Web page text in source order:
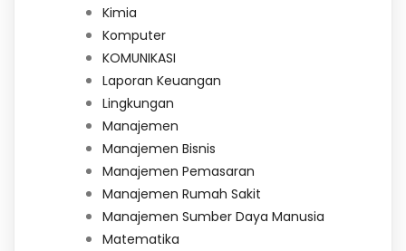
Kimia
Komputer
KOMUNIKASI
Laporan Keuangan
Lingkungan
Manajemen
Manajemen Bisnis
Manajemen Pemasaran
Manajemen Rumah Sakit
Manajemen Sumber Daya Manusia
Matematika